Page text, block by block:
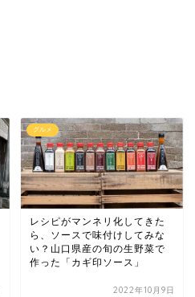
グルメ
レシピがマンネリ化してきた
ら、ソースで味付けしてみな
い？山口県産の旬の生野菜で
作った「カギ印ソース」
2022年10月9日